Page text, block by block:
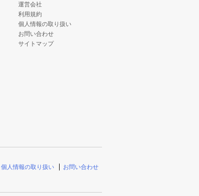
運営会社
利用規約
個人情報の取り扱い
お問い合わせ
サイトマップ
個人情報の取り扱い
お問い合わせ